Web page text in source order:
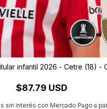
infantil 2026 - Cetre (18) -
$87.79 USD